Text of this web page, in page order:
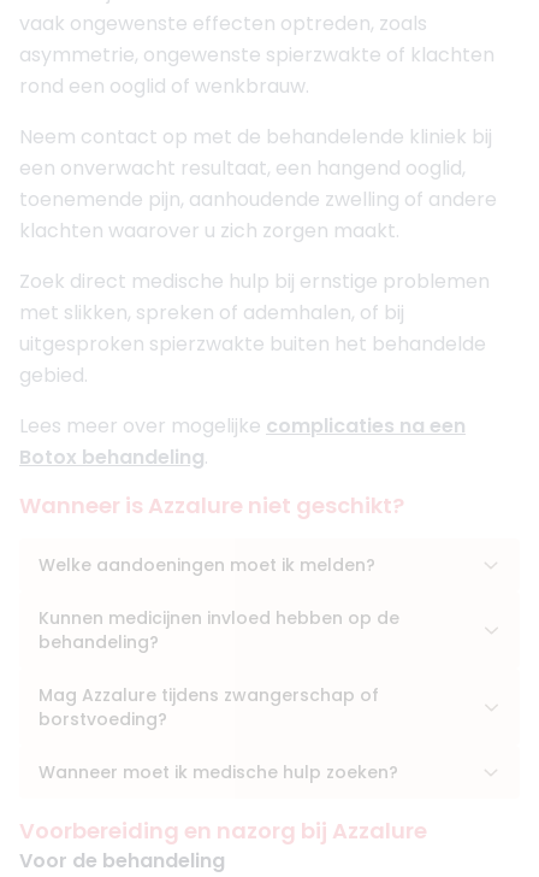
vaak ongewenste effecten optreden, zoals
asymmetrie, ongewenste spierzwakte of klachten
rond een ooglid of wenkbrauw.
Neem contact op met de behandelende kliniek bij
een onverwacht resultaat, een hangend ooglid,
toenemende pijn, aanhoudende zwelling of andere
klachten waarover u zich zorgen maakt.
Zoek direct medische hulp bij ernstige problemen
met slikken, spreken of ademhalen, of bij
uitgesproken spierzwakte buiten het behandelde
gebied.
Lees meer over mogelijke complicaties na een
Botox behandeling.
Wanneer is Azzalure niet geschikt?
Welke aandoeningen moet ik melden?
Kunnen medicijnen invloed hebben op de
behandeling?
Mag Azzalure tijdens zwangerschap of
borstvoeding?
Wanneer moet ik medische hulp zoeken?
Voorbereiding en nazorg bij Azzalure
Voor de behandeling